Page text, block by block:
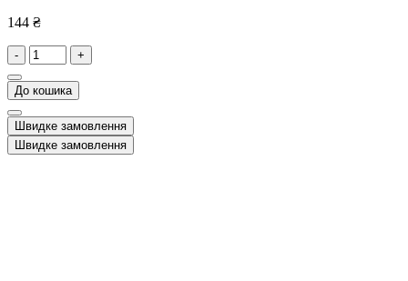
144 ₴
- +
До кошика
Швидке замовлення
Швидке замовлення